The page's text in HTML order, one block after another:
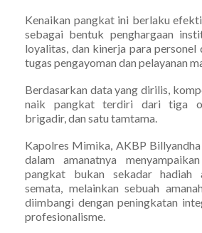
Kenaikan pangkat ini berlaku
sebagai bentuk penghargaan
loyalitas, dan kinerja para personel
tugas pengayoman dan pelayanan
Berdasarkan data yang dirilis,
naik pangkat terdiri dari tiga
brigadir, dan satu tamtama.
Kapolres Mimika, AKBP
dalam amanatnya
pangkat bukan sekadar hadiah
semata, melainkan sebuah
diimbangi dengan peningkatan
profesionalisme.